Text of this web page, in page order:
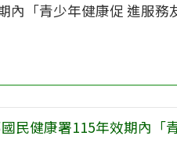
內「青少年健康促 進服務
民健康署115年效期內「